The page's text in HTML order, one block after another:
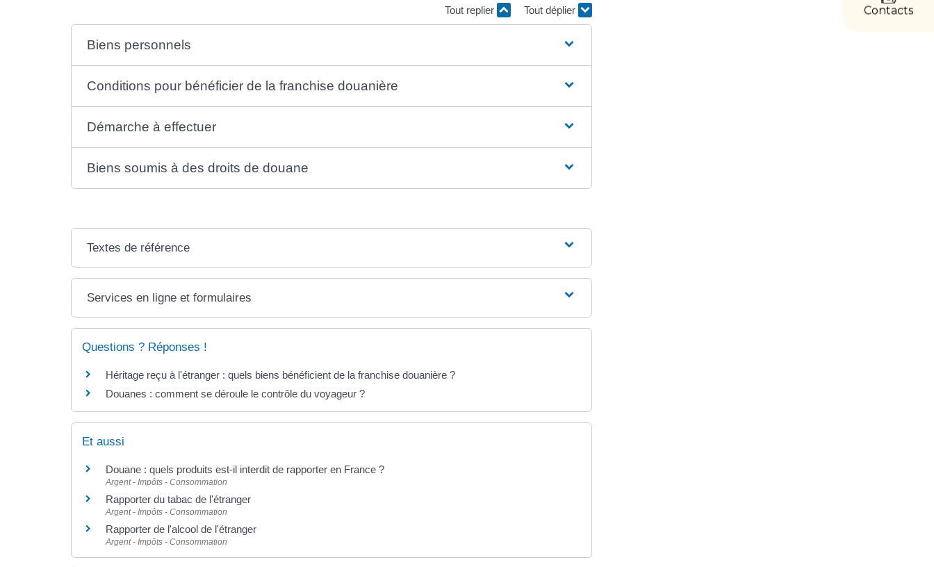
Contacts
Tout replier Tout déplier
Biens personnels
Conditions pour bénéficier de la franchise douanière
Démarche à effectuer
Biens soumis à des droits de douane
Textes de référence
Services en ligne et formulaires
Questions ? Réponses !
Héritage reçu à l'étranger : quels biens bénéficient de la franchise douanière ?
Douanes : comment se déroule le contrôle du voyageur ?
Et aussi
Douane : quels produits est-il interdit de rapporter en France ?
Argent - Impôts - Consommation
Rapporter du tabac de l'étranger
Argent - Impôts - Consommation
Rapporter de l'alcool de l'étranger
Argent - Impôts - Consommation